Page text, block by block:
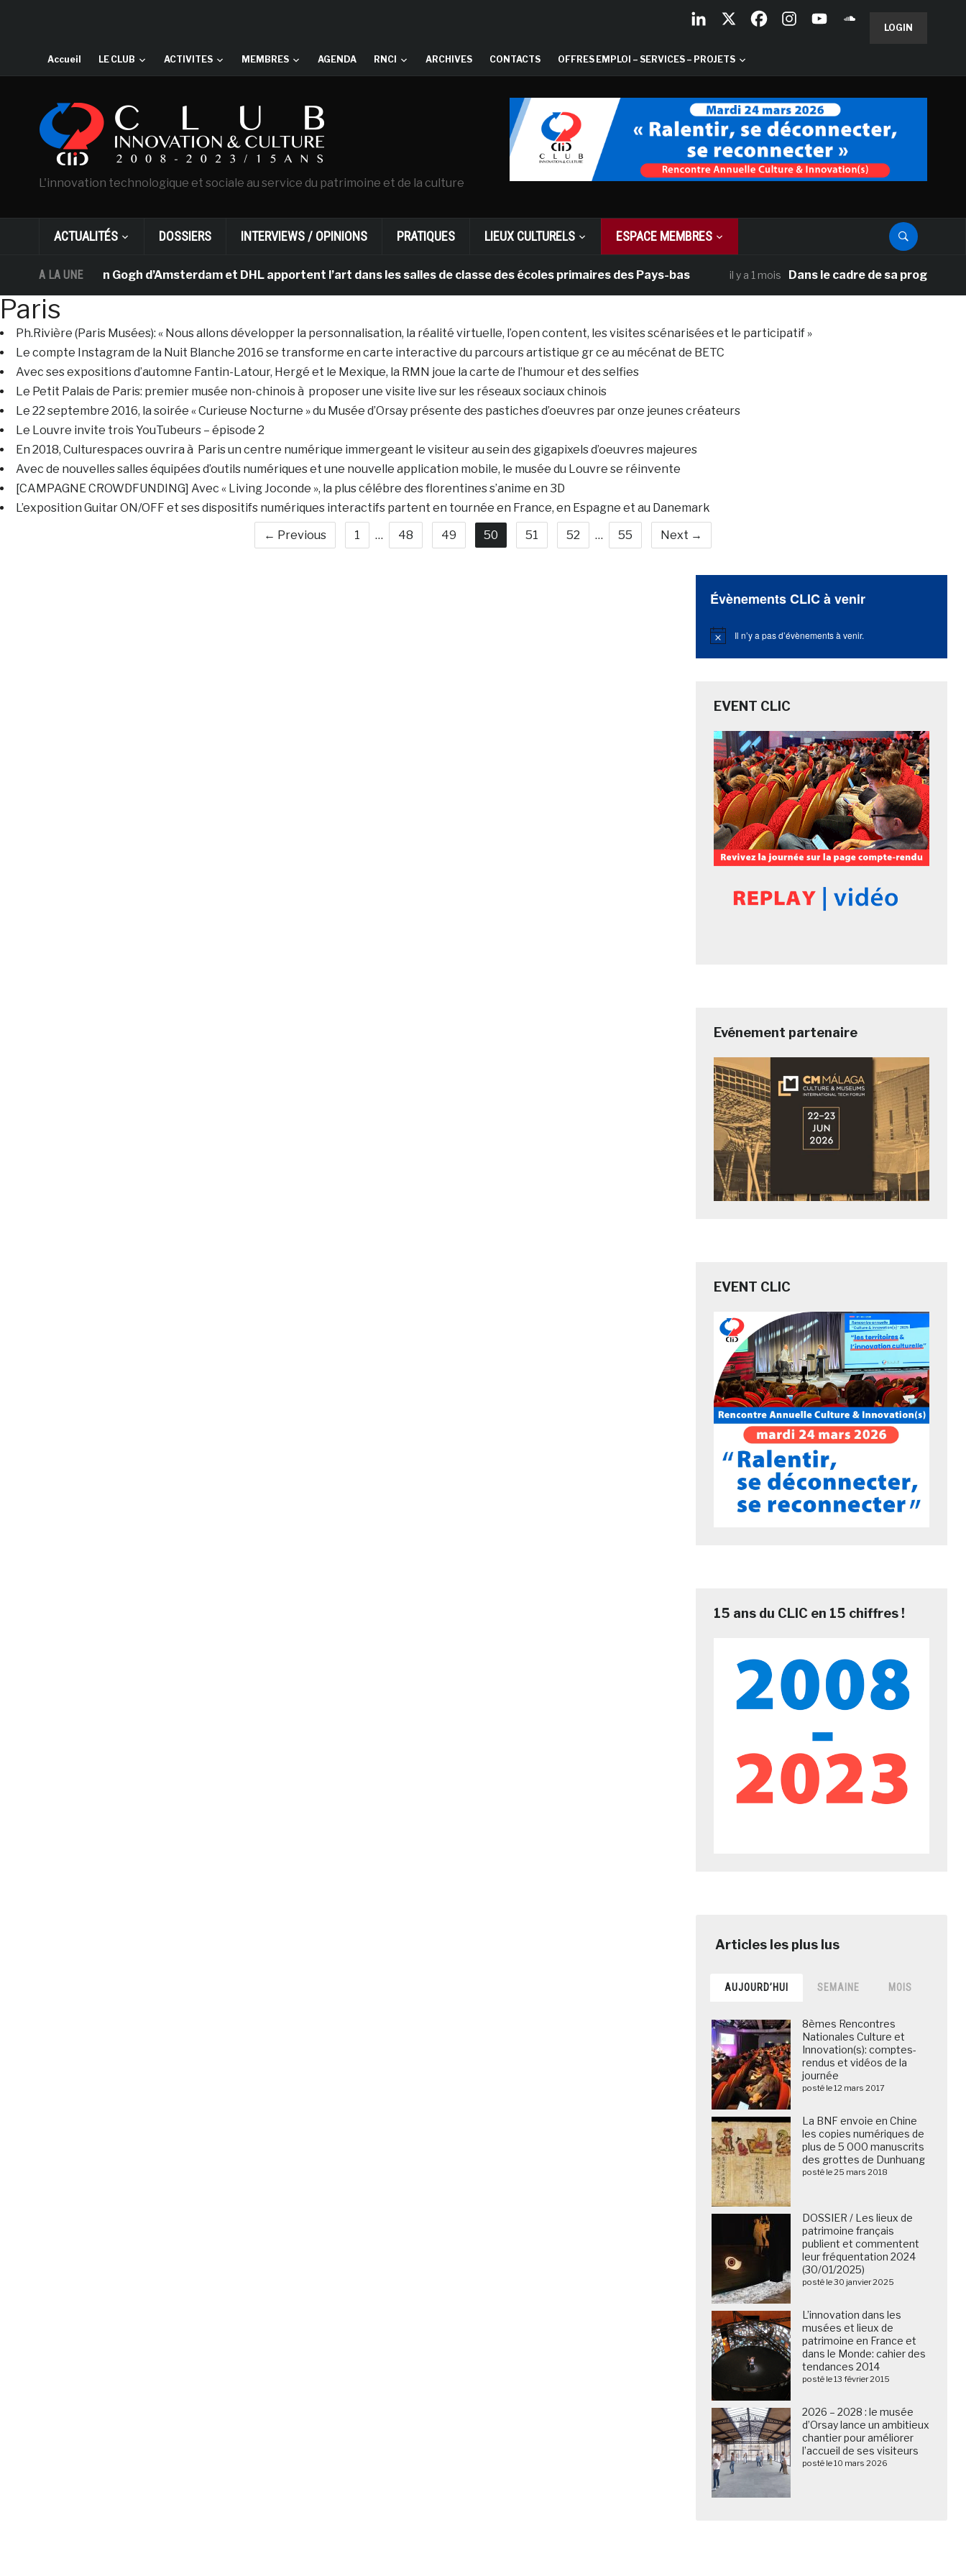
LOGIN
Accueil LE CLUB ACTIVITES MEMBRES AGENDA RNCI ARCHIVES CONTACTS OFFRES EMPLOI – SERVICES – PROJETS
L'innovation technologique et sociale au service du patrimoine et de la culture
ACTUALITÉS DOSSIERS INTERVIEWS / OPINIONS PRATIQUES LIEUX CULTURELS ESPACE MEMBRES
A LA UNE
musée Van Gogh d’Amsterdam et DHL apportent l’art dans les salles de classe des écoles primaires des Pays-bas il y a 1 mois Dans le cadre de sa
Paris
Ph.Rivière (Paris Musées): « Nous allons développer la personnalisation, la réalité virtuelle, l’open content, les visites scénarisées et le participatif »
Le compte Instagram de la Nuit Blanche 2016 se transforme en carte interactive du parcours artistique gr ce au mécénat de BETC
Avec ses expositions d’automne Fantin-Latour, Hergé et le Mexique, la RMN joue la carte de l’humour et des selfies
Le Petit Palais de Paris: premier musée non-chinois à proposer une visite live sur les réseaux sociaux chinois
Le 22 septembre 2016, la soirée « Curieuse Nocturne » du Musée d’Orsay présente des pastiches d’oeuvres par onze jeunes créateurs
Le Louvre invite trois YouTubeurs – épisode 2
En 2018, Culturespaces ouvrira à Paris un centre numérique immergeant le visiteur au sein des gigapixels d’oeuvres majeures
Avec de nouvelles salles équipées d’outils numériques et une nouvelle application mobile, le musée du Louvre se réinvente
[CAMPAGNE CROWDFUNDING] Avec « Living Joconde », la plus célébre des florentines s’anime en 3D
L’exposition Guitar ON/OFF et ses dispositifs numériques interactifs partent en tournée en France, en Espagne et au Danemark
← Previous
1 … 48 49 50 51 52 … 55 Next →
Évènements CLIC à venir
Notice Il n’y a pas d’évènements à venir.
EVENT CLIC
Evénement partenaire
EVENT CLIC
15 ans du CLIC en 15 chiffres !
AUJOURD’HUI SEMAINE MOIS
8èmes Rencontres
Nationales Culture et
Innovation(s): comptes-
rendus et vidéos de la
journée
posté le 12 mars 2017
La BNF envoie en Chine
les copies numériques de
plus de 5 000 manuscrits
des grottes de Dunhuang
posté le 25 mars 2018
DOSSIER / Les lieux de
patrimoine français
publient et commentent
leur fréquentation 2024
(30/01/2025)
posté le 30 janvier 2025
L’innovation dans les
musées et lieux de
patrimoine en France et
dans le Monde: cahier des
tendances 2014
posté le 13 février 2015
2026 – 2028 : le musée
d’Orsay lance un ambitieux
chantier pour améliorer
l’accueil de ses visiteurs
posté le 10 mars 2026